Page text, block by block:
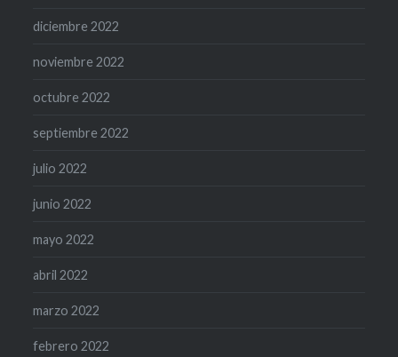
diciembre 2022
noviembre 2022
octubre 2022
septiembre 2022
julio 2022
junio 2022
mayo 2022
abril 2022
marzo 2022
febrero 2022